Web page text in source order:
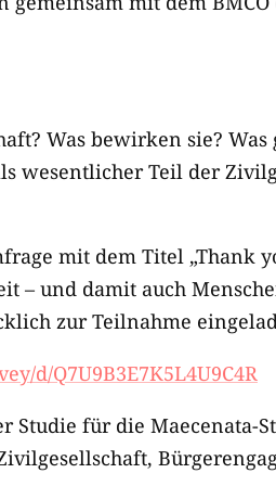
Was bewirken sie? Was
wesentlicher Teil der
mit dem Titel „Thank
– und damit auch
zur Teilnahme
d/Q7U9B3E7K5L4U9C4R
Studie für die Maecenata-